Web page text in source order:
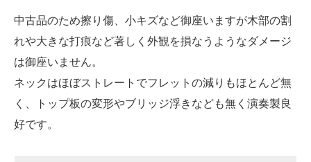
中古品のため擦り傷、小キズなど御座いますが木部の割
れや大きな打痕など著しく外観を損なうようなダメージ
は御座いません。
ネックはほぼストレートでフレットの減りもほとんど無
く、トップ板の変形やブリッジ浮きなども無く演奏製良
好です。